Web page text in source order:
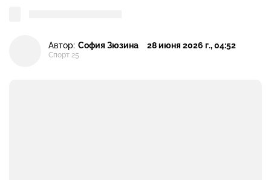
Автор: София Зюзина
Спорт 25
28 июня 2026 г., 04:52